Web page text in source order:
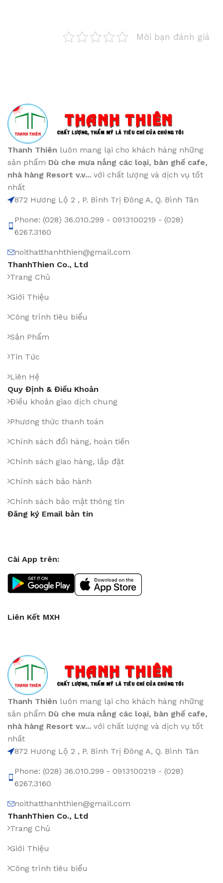
Mời bạn đánh giá
Thanh Thiên luôn mang lại cho khách hàng những
sản phẩm Dù che mưa nắng các loại, bàn ghế cafe,
nhà hàng Resort v.v... với chất lượng và dịch vụ tốt
nhất
872 Hương Lộ 2 , P. Bình Trị Đông A, Q. Bình Tân
Phone: (028) 36.010.299 - 0913100219 - (028)
6267.3160
noithatthanhthien@gmail.com
ThanhThien Co., Ltd
Trang Chủ
Giới Thiệu
Công trình tiêu biểu
Sản Phẩm
Tin Tức
Liên Hệ
Quy Định & Điều Khoản
Điều khoản giao dịch chung
Phương thức thanh toán
Chính sách đổi hàng, hoàn tiền
Chính sách giao hàng, lắp đặt
Chính sách bảo hành
Chính sách bảo mật thông tin
Đăng ký Email bản tin
Cài App trên:
Liên Kết MXH
Thanh Thiên luôn mang lại cho khách hàng những
sản phẩm Dù che mưa nắng các loại, bàn ghế cafe,
nhà hàng Resort v.v... với chất lượng và dịch vụ tốt
nhất
872 Hương Lộ 2 , P. Bình Trị Đông A, Q. Bình Tân
Phone: (028) 36.010.299 - 0913100219 - (028)
6267.3160
noithatthanhthien@gmail.com
ThanhThien Co., Ltd
Trang Chủ
Giới Thiệu
Công trình tiêu biểu